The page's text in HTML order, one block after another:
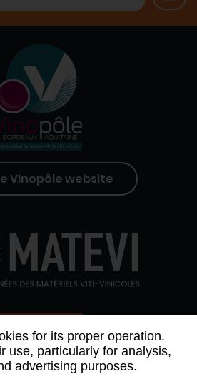
for its proper operation.
use, particularly for analysis,
advertising purposes.
Vinopôle website
Contact us